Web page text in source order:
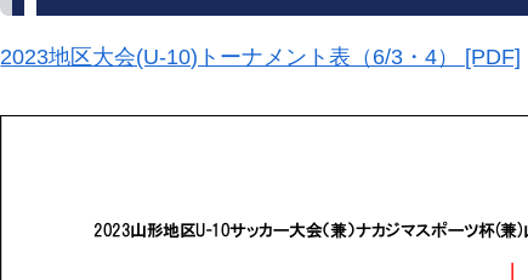
2023地区大会(U-10)トーナメント表（6/3・4） [PDF]